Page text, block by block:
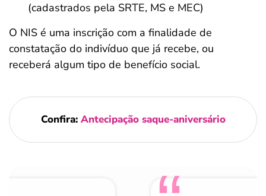
(cadastrados pela SRTE, MS e MEC)
O NIS é uma inscrição com a finalidade de
constatação do indivíduo que já recebe, ou
receberá algum tipo de benefício social.
Confira: Antecipação saque-aniversário